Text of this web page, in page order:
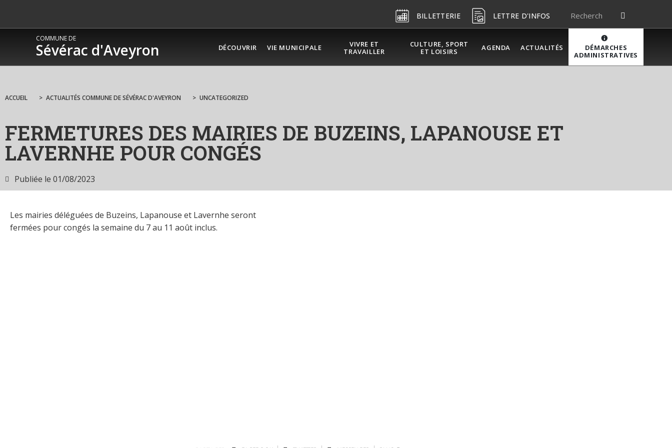
BILLETTERIE LETTRE D'INFOS
COMMUNE DE
Sévérac d'Aveyron DÉCOUVRIR VIE MUNICIPALE
VIVRE ET
TRAVAILLER
CULTURE, SPORT
ET LOISIRS
AGENDA ACTUALITÉS
DÉMARCHES
ADMINISTRATIVES
ACCUEIL > ACTUALITÉS COMMUNE DE SÉVÉRAC D'AVEYRON > UNCATEGORIZED
FERMETURES DES MAIRIES DE BUZEINS, LAPANOUSE ET
LAVERNHE POUR CONGÉS
Publiée le 01/08/2023
Les mairies déléguées de Buzeins, Lapanouse et Lavernhe seront
fermées pour congés la semaine du 7 au 11 août inclus.